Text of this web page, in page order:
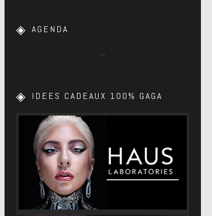
AGENDA
…
IDEES CADEAUX 100% GAGA